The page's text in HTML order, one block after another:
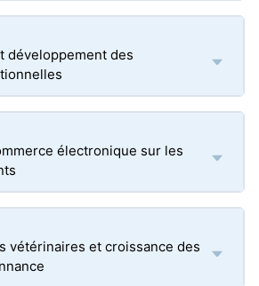
développement des
électronique sur les
vétérinaires et croissance des